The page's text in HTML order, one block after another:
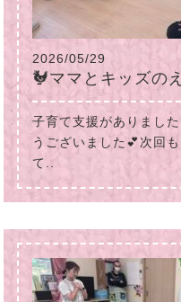
2026/05/29
🐓ママとキッズの
子育て支援がありまし
うございました💕次回
て..